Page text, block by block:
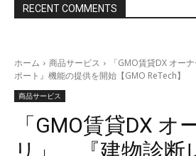
RECENT COMMENTS